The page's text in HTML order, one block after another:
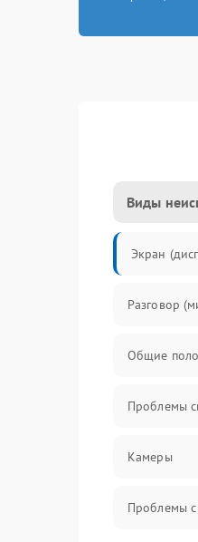
Виды
Экран
Разговор
Общие
Проблемы
Камеры
Проблемы